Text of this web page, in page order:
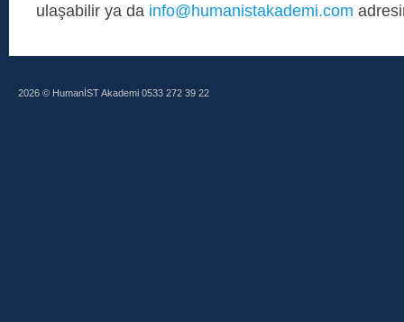
ulaşabilir ya da info@humanistakademi.com
2026 © HumanİST Akademi 0533 272 39 22